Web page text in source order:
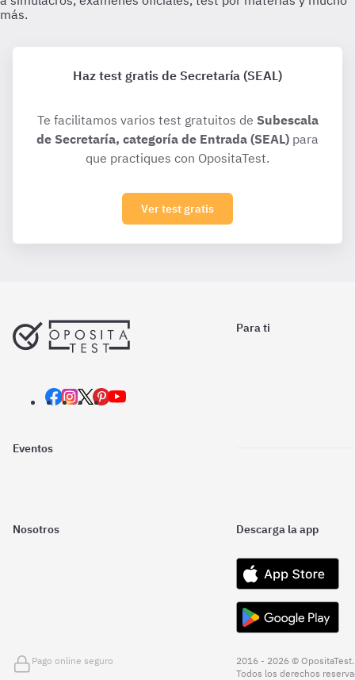
Haz test gratis de Secretaría (SEAL)
Te facilitamos varios test gratuitos de Subescala
de Secretaría, categoría de Entrada (SEAL) para
que practiques con OpositaTest.
Ver test gratis
Para ti
Eventos
Nosotros Descarga la app
Pago online seguro
2016 - 2026 © OpositaTest.
Todos los derechos